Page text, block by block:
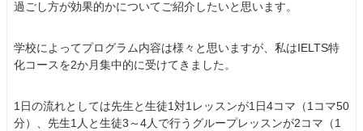
過ごし方が効果的かについてご紹介したいと思います。
学校によってプログラム内容は様々と思いますが、私はIELTS特
化コースを2か月集中的に受けてきました。
1日の流れとしては先生と生徒1対1レッスンが1日4コマ（1コマ50
分）、先生1人と生徒3～4人で行うグループレッスンが2コマ（1